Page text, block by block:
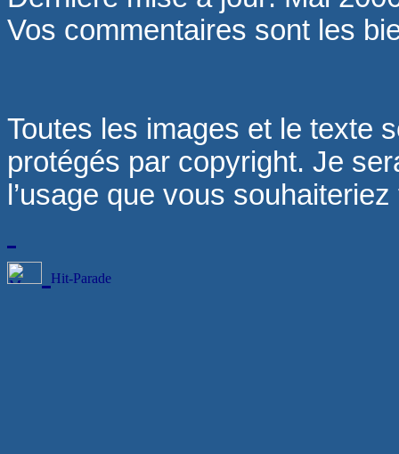
Vos commentaires sont les
Toutes les images et le texte
protégés par copyright. Je
l’usage que vous